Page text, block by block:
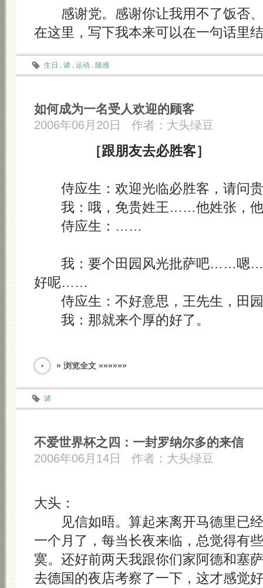
感谢党。感谢你让我用不了饭否、
在这里，写下我本来可以在一句话里
生日 . 谑 . 运动 . 随感
如何成为一名受人欢迎的顾客
2006年06月20日 作者： 大头绿豆
［跟朋友去必胜客］
侍应生：欢迎光临必胜客，请问
我：哦，免贵姓王……他姓张，
侍应生：……
我：要个田园风光批萨吧……嗯
好呢……
侍应生：不好意思，王先生，田园
我：那就来个厚的好了。
» 浏览全文 »»»»»»
谑
不爱世界杯之四：一封罗纳尔多的来信
2006年06月14日 作者： 大头绿豆
大头：
见信如晤。算起来离开马德里已
一个月了，每当长夜来临，总觉得有
寞。还好前两天我跟你们家阿德和塞
去德国的夜店考察了一下，这才感觉